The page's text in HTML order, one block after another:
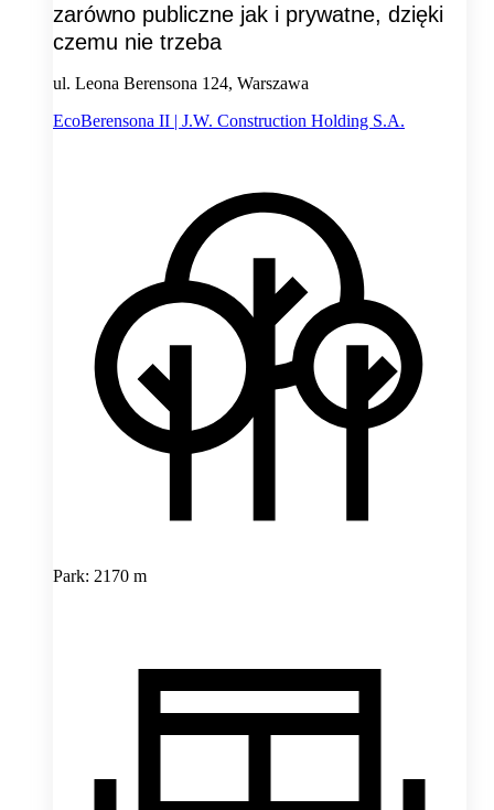
zarówno publiczne jak i prywatne, dzięki
czemu nie trzeba
ul. Leona Berensona 124, Warszawa
EcoBerensona II | J.W. Construction Holding S.A.
Park: 2170 m